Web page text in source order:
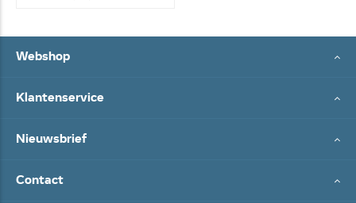
Webshop
Klantenservice
Nieuwsbrief
Contact